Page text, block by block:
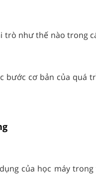
trò như thế nào trong
bước cơ bản của quá
của học máy